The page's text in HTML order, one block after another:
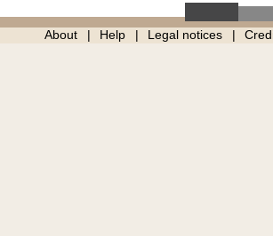
About Help Legal notices